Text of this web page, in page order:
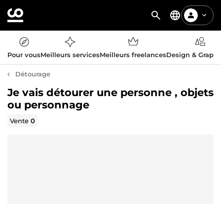
Pour vousMeilleurs servicesMeilleurs freelancesDesign &
Détourage
Je vais détourer une personne , objets
ou personnage
Vente0